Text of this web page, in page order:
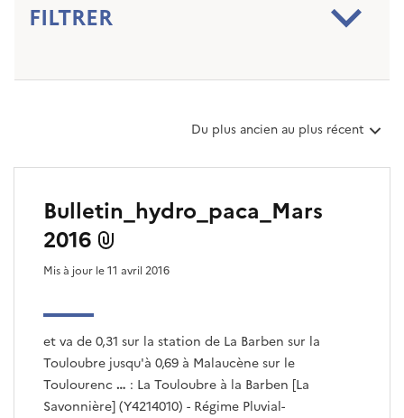
FILTRER
T
i
l
c
e
s
Du plus ancien au plus récent
Bulletin_hydro_paca_Mars
2016
et va de 0,31 sur la station de La Barben sur la
Touloubre jusqu'à 0,69 à Malaucène sur le
Toulourenc… : La Touloubre à la Barben [La
Savonnière] (Y4214010) - Régime Pluvial-
Mis à jour le 11 avril 2016